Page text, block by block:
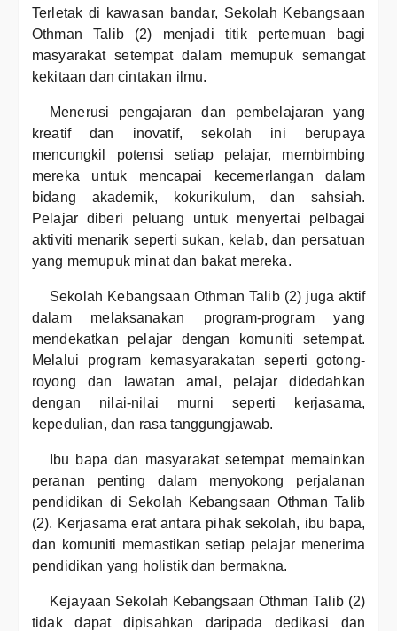
Terletak di kawasan bandar, Sekolah Kebangsaan
Othman Talib (2) menjadi titik pertemuan bagi
masyarakat setempat dalam memupuk semangat
kekitaan dan cintakan ilmu.
Menerusi pengajaran dan pembelajaran yang
kreatif dan inovatif, sekolah ini berupaya
mencungkil potensi setiap pelajar, membimbing
mereka untuk mencapai kecemerlangan dalam
bidang akademik, kokurikulum, dan sahsiah.
Pelajar diberi peluang untuk menyertai pelbagai
aktiviti menarik seperti sukan, kelab, dan persatuan
yang memupuk minat dan bakat mereka.
Sekolah Kebangsaan Othman Talib (2) juga aktif
dalam melaksanakan program-program yang
mendekatkan pelajar dengan komuniti setempat.
Melalui program kemasyarakatan seperti gotong-
royong dan lawatan amal, pelajar didedahkan
dengan nilai-nilai murni seperti kerjasama,
kepedulian, dan rasa tanggungjawab.
Ibu bapa dan masyarakat setempat memainkan
peranan penting dalam menyokong perjalanan
pendidikan di Sekolah Kebangsaan Othman Talib
(2). Kerjasama erat antara pihak sekolah, ibu bapa,
dan komuniti memastikan setiap pelajar menerima
pendidikan yang holistik dan bermakna.
Kejayaan Sekolah Kebangsaan Othman Talib (2)
tidak dapat dipisahkan daripada dedikasi dan